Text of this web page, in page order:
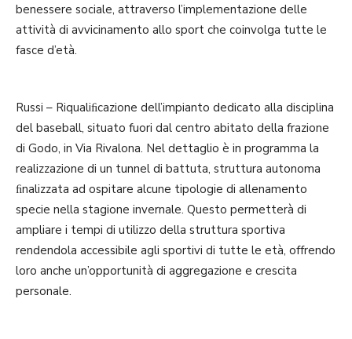
benessere sociale, attraverso l’implementazione delle
attività di avvicinamento allo sport che coinvolga tutte le
fasce d’età.
Russi – Riqualiﬁcazione dell’impianto dedicato alla disciplina
del baseball, situato fuori dal centro abitato della frazione
di Godo, in Via Rivalona. Nel dettaglio è in programma la
realizzazione di un tunnel di battuta, struttura autonoma
ﬁnalizzata ad ospitare alcune tipologie di allenamento
specie nella stagione invernale. Questo permetterà di
ampliare i tempi di utilizzo della struttura sportiva
rendendola accessibile agli sportivi di tutte le età, offrendo
loro anche un’opportunità di aggregazione e crescita
personale.